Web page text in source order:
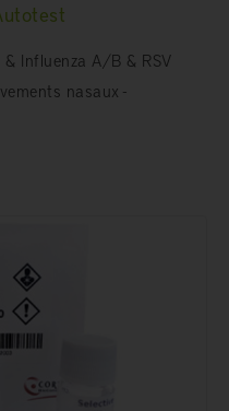
Influenza A/B & RSV
nasaux -